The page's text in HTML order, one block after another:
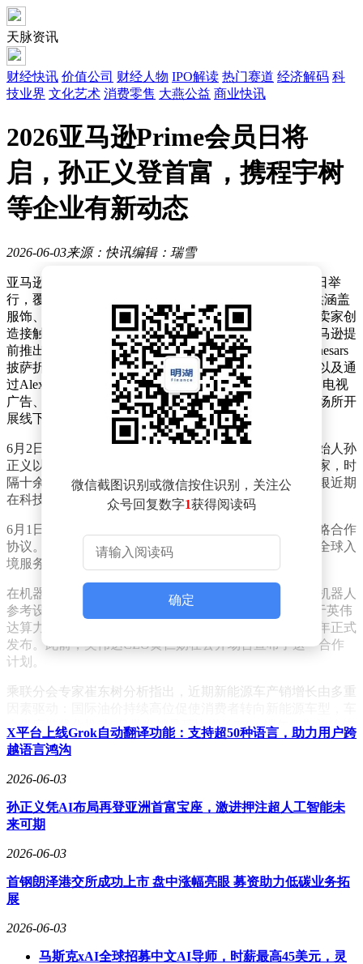
天脉资讯
财经快讯 价值公司 财经人物 IPO解读 热门赛道 经济解码 科
技业界 文化艺术 消费零售 大燕公益 商业快讯
2026亚马逊Prime会员日将
启，孙正义登首富，携程宇树
等企业有新动态
2026-06-03来源：快讯编辑：瑞雪
亚马逊近日宣布，2026年Prime会员日将于6月23日至26日举
行，覆盖全球市场。此次活动将为超过2亿付费会员提供涵盖
服饰、家居、电子产品等35个品类的专属优惠，同时为卖家创
造接触全球消费者的直接渠道。为提升会员参与度，亚马逊提
前推出多项限时福利，包括全年免费生鲜配送、Little Caesars
披萨折扣、电影《蜘蛛侠：崭新之日》提前观影资格，以及通
过Alexa设备设置优惠提醒参与抽奖等活动。亚马逊通过电视
广告、社交媒体、户外广告等多渠道推广，并在地标性场所开
展线下体验活动，进一步扩大活动影响力。
6月2日，福布斯实时富豪榜更新数据显示，软银集团创始人孙
正义以1007亿美元身家超越印度安巴尼、阿达尼等企业家，时
隔十余年重返亚洲首富位置。其财富增长主要得益于软银近期
在科技投资领域的积极表现。
6月1日，携程集团与中国签证申请服务中心签署全球战略合作
协议。双方将整合签证服务资源，构建覆盖线上线下的全球入
境服务体系，为国际旅客提供更便捷的签证办理支持。
在机器人领域，英伟达与宇树科技合作推出新一代人形机器人
参考设计“H2+”。宇树科技相关负责人透露，该产品基于英伟
达算力平台开发，性能较前代显著提升，预计今年下半年正式
发布。此前，英伟达CEO黄仁勋在公开场合宣布了这一合作
计划。
乘联分会专家崔东树分析指出，近期新能源车产销增长由多重
企供应链优化推动5月批发销量环比增长7%；端午假期前移使
5月生产周期延长，保障产能充分释放；海外高油价带动新能
源需求，中国品牌凭借技术优势扩大出口规模，进一步支撑国
内市场表现。
微信截图识别或微信按住识别，关注公
众号回复数字1获得阅读码
确定
X平台上线Grok自动翻译功能：支持超50种语言，助力用户跨
越语言鸿沟
2026-06-03
孙正义凭AI布局再登亚洲首富宝座，激进押注超人工智能未
来可期
2026-06-03
首钢朗泽港交所成功上市 盘中涨幅亮眼 募资助力低碳业务拓
展
2026-06-03
马斯克xAI全球招募中文AI导师，时薪最高45美元，灵